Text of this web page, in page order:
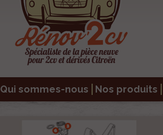
Qui sommes-nous Nos produits